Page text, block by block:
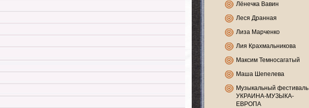
Лёнечка Вавин
Леся Дранная
Лиза Марченко
Лия Крахмальникова
Максим Темносагатый
Маша Шепелева
Музыкальный фестиваль
УКРАИНА-МУЗЫКА-
ЕВРОПА